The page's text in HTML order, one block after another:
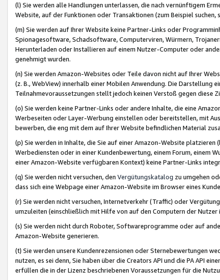
(l) Sie werden alle Handlungen unterlassen, die nach vernünftigem
Website, auf der Funktionen oder Transaktionen (zum Beispiel
(m) Sie werden auf Ihrer Website keine Partner-Links oder
Spionagesoftware, Schadsoftware, Computerviren, Würmern,
Herunterladen oder Installieren auf einem Nutzer-Computer oder
genehmigt wurden.
(n) Sie werden Amazon-Websites oder Teile davon nicht auf Ihrer
(z. B., WebView) innerhalb einer Mobilen Anwendung. Die Darstellung
Teilnahmevoraussetzungen stellt jedoch keinen Verstoß gegen diese
(o) Sie werden keine Partner-Links oder andere Inhalte, die eine
Werbeseiten oder Layer-Werbung einstellen oder bereitstellen, mit
bewerben, die eng mit dem auf Ihrer Website befindlichen Material
(p) Sie werden in Inhalte, die Sie auf einer Amazon-Website
Werbediensten oder in einer Kundenbewertung, einem Forum, einem
einer Amazon-Website verfügbaren Kontext) keine Partner-Links
(q) Sie werden nicht versuchen, den Vergütungskatalog zu umgehen
dass sich eine Webpage einer Amazon-Website im Browser eines
(r) Sie werden nicht versuchen, Internetverkehr (Traffic) oder
umzuleiten (einschließlich mit Hilfe von auf den Computern der
(s) Sie werden nicht durch Roboter, Softwareprogramme oder auf
Amazon-Website generieren.
(t) Sie werden unsere Kundenrezensionen oder Sternebewertungen
nutzen, es sei denn, Sie haben über die Creators API und die PA API
erfüllen die in der Lizenz beschriebenen Voraussetzungen für die